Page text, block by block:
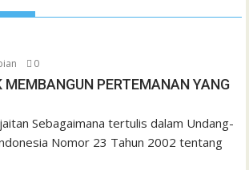
0
PERTEMANAN YANG
Sebagaimana tertulis dalam Undang-
Nomor 23 Tahun 2002 tentang